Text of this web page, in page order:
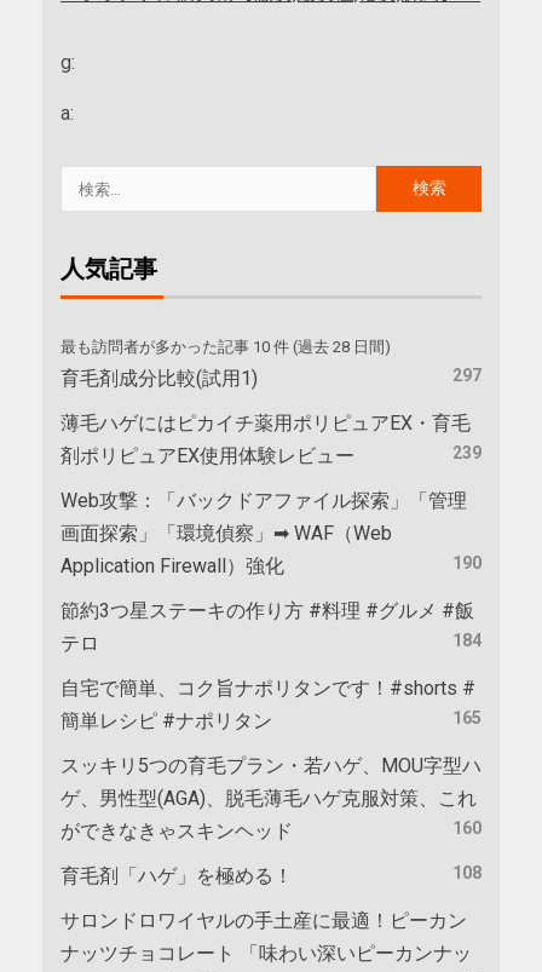
g:
a:
人気記事
最も訪問者が多かった記事 10 件 (過去 28 日間)
育毛剤成分比較(試用1) 297
薄毛ハゲにはピカイチ薬用ポリピュアEX・育毛
剤ポリピュアEX使用体験レビュー
239
Web攻撃：「バックドアファイル探索」「管理
画面探索」「環境偵察」➡ WAF（Web
Application Firewall）強化
190
節約3つ星ステーキの作り方 #料理 #グルメ #飯
テロ
184
自宅で簡単、コク旨ナポリタンです！#shorts #
簡単レシピ #ナポリタン
165
スッキリ5つの育毛プラン・若ハゲ、MOU字型ハ
ゲ、男性型(AGA)、脱毛薄毛ハゲ克服対策、これ
ができなきゃスキンヘッド
160
育毛剤「ハゲ」を極める！ 108
サロンドロワイヤルの手土産に最適！ピーカン
ナッツチョコレート 「味わい深いピーカンナッ